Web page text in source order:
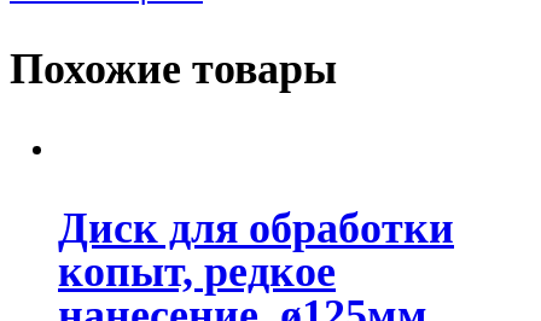
Похожие товары
Диск для обработки
копыт, редкое